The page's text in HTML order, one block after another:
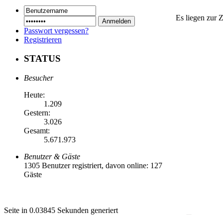
Passwort vergessen?
Registrieren
STATUS
Besucher
Heute:
1.209
Gestern:
3.026
Gesamt:
5.671.973
Benutzer & Gäste
1305 Benutzer registriert, davon online: 127
Gäste
Es liegen zur
Seite in 0.03845 Sekunden generiert